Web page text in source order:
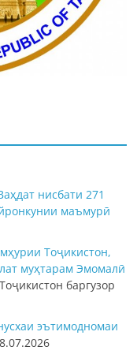
нисбати 271
маъмурӣ
Тоҷикистон,
муҳтарам Эмомалӣ
баргузор
эътимодномаи